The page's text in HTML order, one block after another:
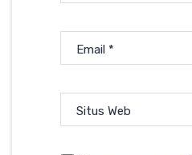
Email *
Situs Web